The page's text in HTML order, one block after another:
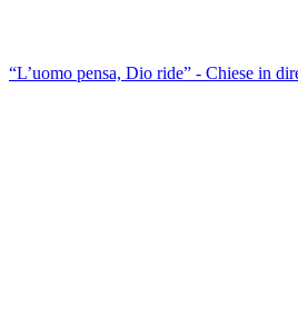
“L’uomo pensa, Dio ride” - Chiese in